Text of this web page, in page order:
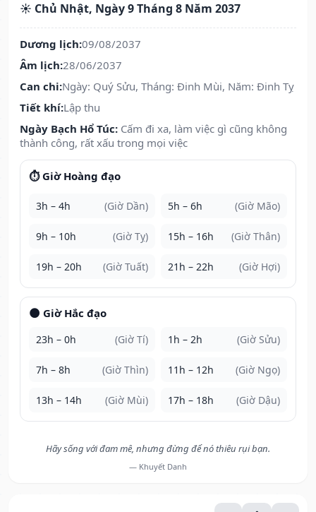
☀️ Chủ Nhật, Ngày 9 Tháng 8 Năm 2037
Dương lịch:09/08/2037
Âm lịch:28/06/2037
Can chi:Ngày: Quý Sửu, Tháng: Đinh Mùi, Năm: Đinh Tỵ
Tiết khí:Lập thu
Ngày Bạch Hổ Túc: Cấm đi xa, làm việc gì cũng không
thành công, rất xấu trong mọi việc
⏱️ Giờ Hoàng đạo
3h – 4h (Giờ Dần) 5h – 6h (Giờ Mão)
9h – 10h (Giờ Tỵ) 15h – 16h (Giờ Thân)
19h – 20h (Giờ Tuất) 21h – 22h (Giờ Hợi)
🌑 Giờ Hắc đạo
23h – 0h (Giờ Tí) 1h – 2h (Giờ Sửu)
7h – 8h (Giờ Thìn) 11h – 12h (Giờ Ngọ)
13h – 14h (Giờ Mùi) 17h – 18h (Giờ Dậu)
Hãy sống với đam mê, nhưng đừng để nó thiêu rụi bạn.
— Khuyết Danh